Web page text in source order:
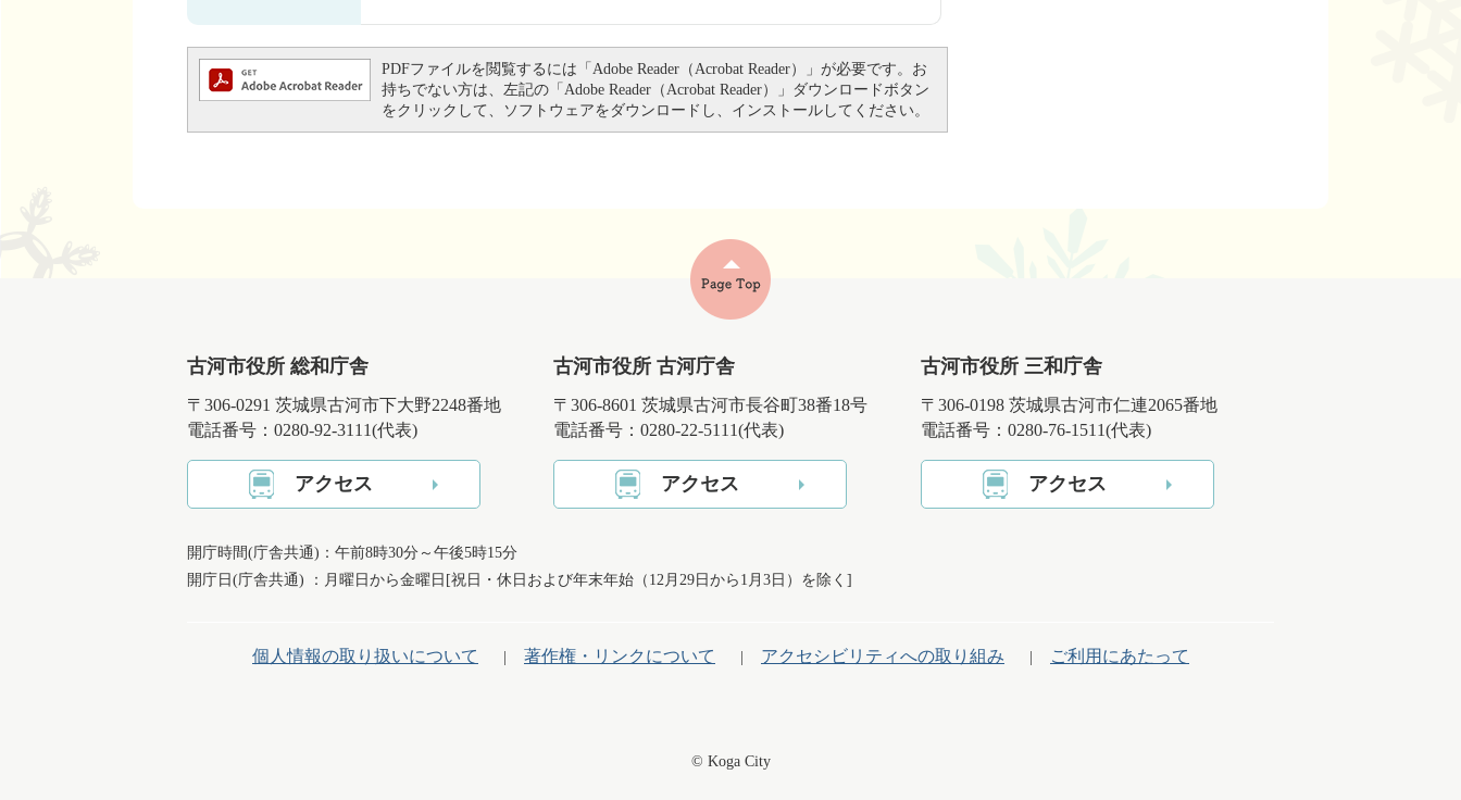
PDFファイルを閲覧するには「Adobe Reader（Acrobat Reader）」が必要です。お
持ちでない方は、左記の「Adobe Reader（Acrobat Reader）」ダウンロードボタン
をクリックして、ソフトウェアをダウンロードし、インストールしてください。
古河市役所 総和庁舎
〒306-0291 茨城県古河市下大野2248番地
電話番号：0280-92-3111(代表)
アクセス
古河市役所 古河庁舎
〒306-8601 茨城県古河市長谷町38番18号
電話番号：0280-22-5111(代表)
アクセス
古河市役所 三和庁舎
〒306-0198 茨城県古河市仁連2065番地
電話番号：0280-76-1511(代表)
アクセス
開庁時間(庁舎共通)：午前8時30分～午後5時15分
開庁日(庁舎共通) ：月曜日から金曜日[祝日・休日および年末年始（12月29日から1月3日）を除く]
個人情報の取り扱いについて 著作権・リンクについて アクセシビリティへの取り組み ご利用にあたって
© Koga City